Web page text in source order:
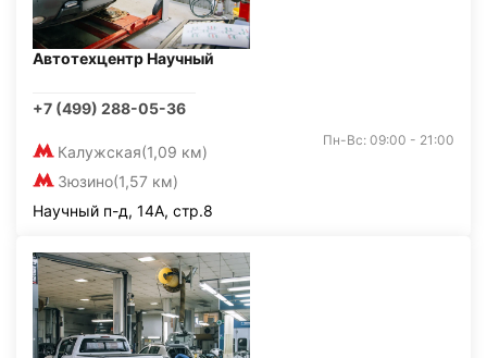
Автотехцентр Научный
+7 (499) 288-05-36
Калужская(1,09 км)
Зюзино(1,57 км)
Пн-Вс: 09:00 - 21:00
Научный п-д, 14А, стр.8